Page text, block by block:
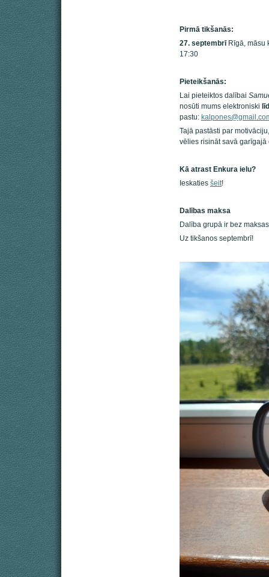
Pirmā tikšanās:
27. septembrīRīgā, māsu
17:30
Pieteikšanās:
Lai pieteiktos dalībai
nosūti mums elektroniski
pastu:
Tajā pastāsti par
vēlies risināt savā garīgajā
Kā atrast Enkura ielu?
Ieskaties šeit!
Dalības maksa
Dalība grupā ir bez
Uz tikšanos septembrī!